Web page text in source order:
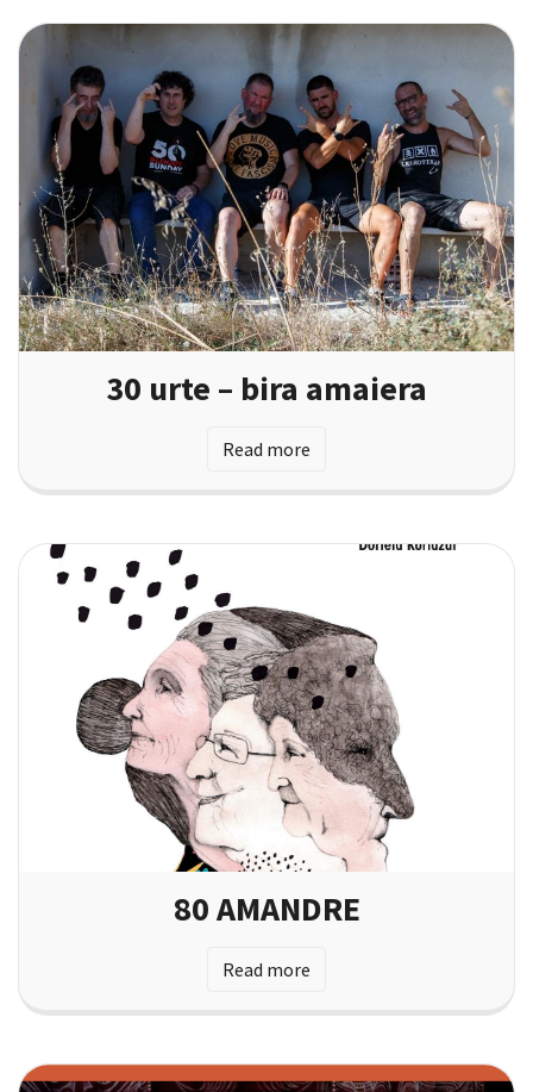
80 AMANDRE
Read more
30 urte – bira amaiera
Read more